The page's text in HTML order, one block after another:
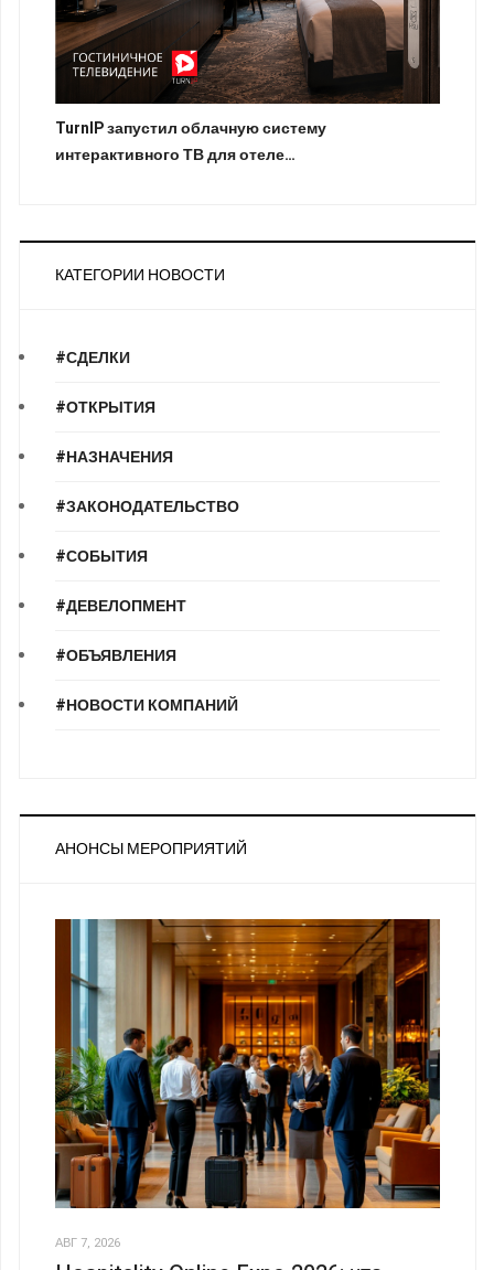
TurnIP запустил облачную систему
интерактивного ТВ для отеле…
КАТЕГОРИИ НОВОСТИ
#СДЕЛКИ
#ОТКРЫТИЯ
#НАЗНАЧЕНИЯ
#ЗАКОНОДАТЕЛЬСТВО
#СОБЫТИЯ
#ДЕВЕЛОПМЕНТ
#ОБЪЯВЛЕНИЯ
#НОВОСТИ КОМПАНИЙ
АНОНСЫ МЕРОПРИЯТИЙ
АВГ 7, 2026